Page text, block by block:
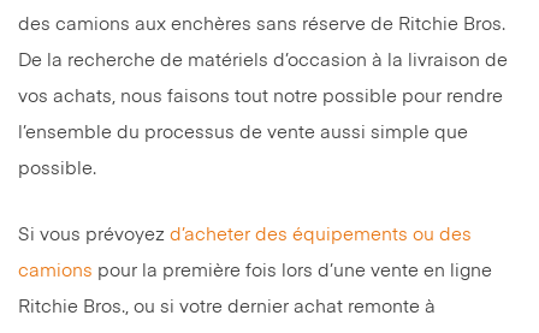
des camions aux enchères sans réserve de Ritchie Bros.
De la recherche de matériels d’occasion à la livraison de
vos achats, nous faisons tout notre possible pour rendre
l’ensemble du processus de vente aussi simple que
possible.
Si vous prévoyez d’acheter des équipements ou des
camions pour la première fois lors d’une vente en ligne
Ritchie Bros., ou si votre dernier achat remonte à